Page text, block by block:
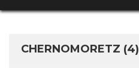
CHERNOMORETZ (4)